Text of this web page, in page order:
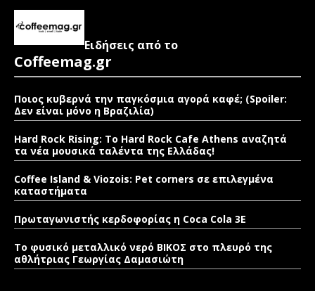
Ειδήσεις από το
Coffeemag.gr
Ποιος κυβερνά την παγκόσμια αγορά καφέ; (Spoiler:
Δεν είναι μόνο η Βραζιλία)
Hard Rock Rising: Το Hard Rock Cafe Athens αναζητά
τα νέα μουσικά ταλέντα της Ελλάδας!
Coffee Island & Viozois: Pet corners σε επιλεγμένα
καταστήματα
Πρωταγωνιστής κερδοφορίας η Coca Cola 3E
Το φυσικό μεταλλικό νερό ΒΙΚΟΣ στο πλευρό της
αθλήτριας Γεωργίας Δαμασιώτη